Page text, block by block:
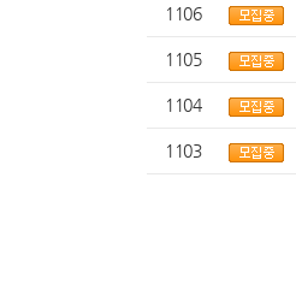
1106
1105
1104
1103